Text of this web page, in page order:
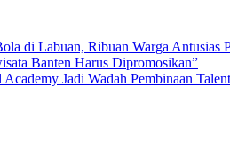
di Labuan, Ribuan Warga Antusias
Banten Harus Dipromosikan”
Jadi Wadah Pembinaan